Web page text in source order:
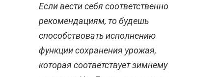
Если вести себя соответственно
рекомендациям, то будешь
способствовать исполнению
функции сохранения урожая,
которая соответствует зимнему